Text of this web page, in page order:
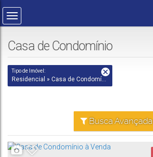
Casa de Condomínio
Tipo de Imóvel:
Residencial » Casa de Condomínio
Busca Avançada